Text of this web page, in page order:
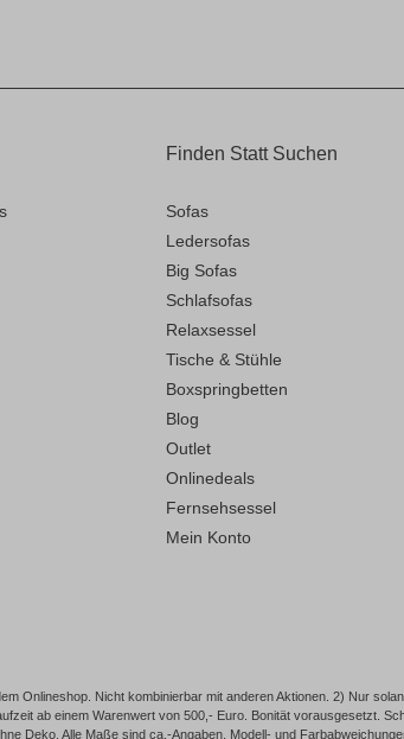
Finden Statt Suchen
Sofas
Ledersofas
Big Sofas
Schlafsofas
Relaxsessel
Tische & Stühle
Boxspringbetten
Blog
Outlet
Onlinedeals
Fernsehsessel
Mein Konto
Onlineshop. Nicht kombinierbar mit anderen Aktionen. 2) Nur
ab einem Warenwert von 500,- Euro. Bonität vorausgesetzt.
Deko. Alle Maße sind ca.-Angaben. Modell- und